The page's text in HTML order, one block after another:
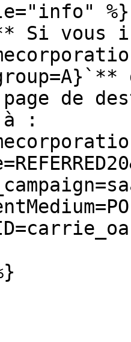
%}
Si vous
de
à :